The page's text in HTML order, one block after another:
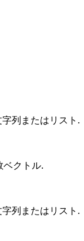
列またはリスト.
ベクトル.
列またはリスト.